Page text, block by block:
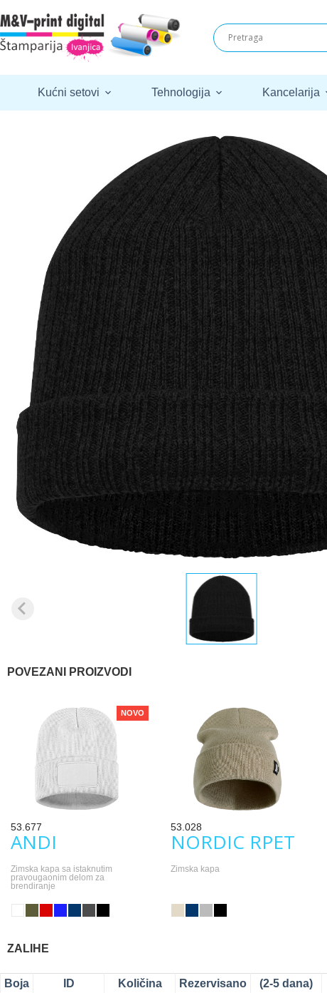
to
content
Kućni setovi Tehnologija Kancelarija
POVEZANI PROIZVODI
NOVO
53.677
ANDI
Zimska kapa sa istaknutim
pravougaonim delom za
brendiranje
53.028
NORDIC RPET
Zimska kapa
ZALIHE
Boja ID Količina Rezervisano (2-5 dana)